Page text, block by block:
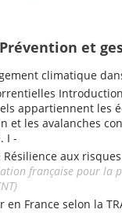
et
climatique
appartiennent les
et les avalanches
I -
aux
française pour la
France selon la